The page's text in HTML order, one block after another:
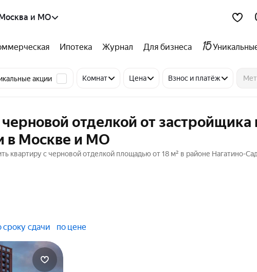
и МО
Ипотека Журнал Для бизнеса
акции Комнат Цена Взнос и платёж
отделкой от застройщика
в Москве и МО
квартиру с черновой отделкой площадью от 18 м² в районе Нагатино-
сроку сдачи по цене